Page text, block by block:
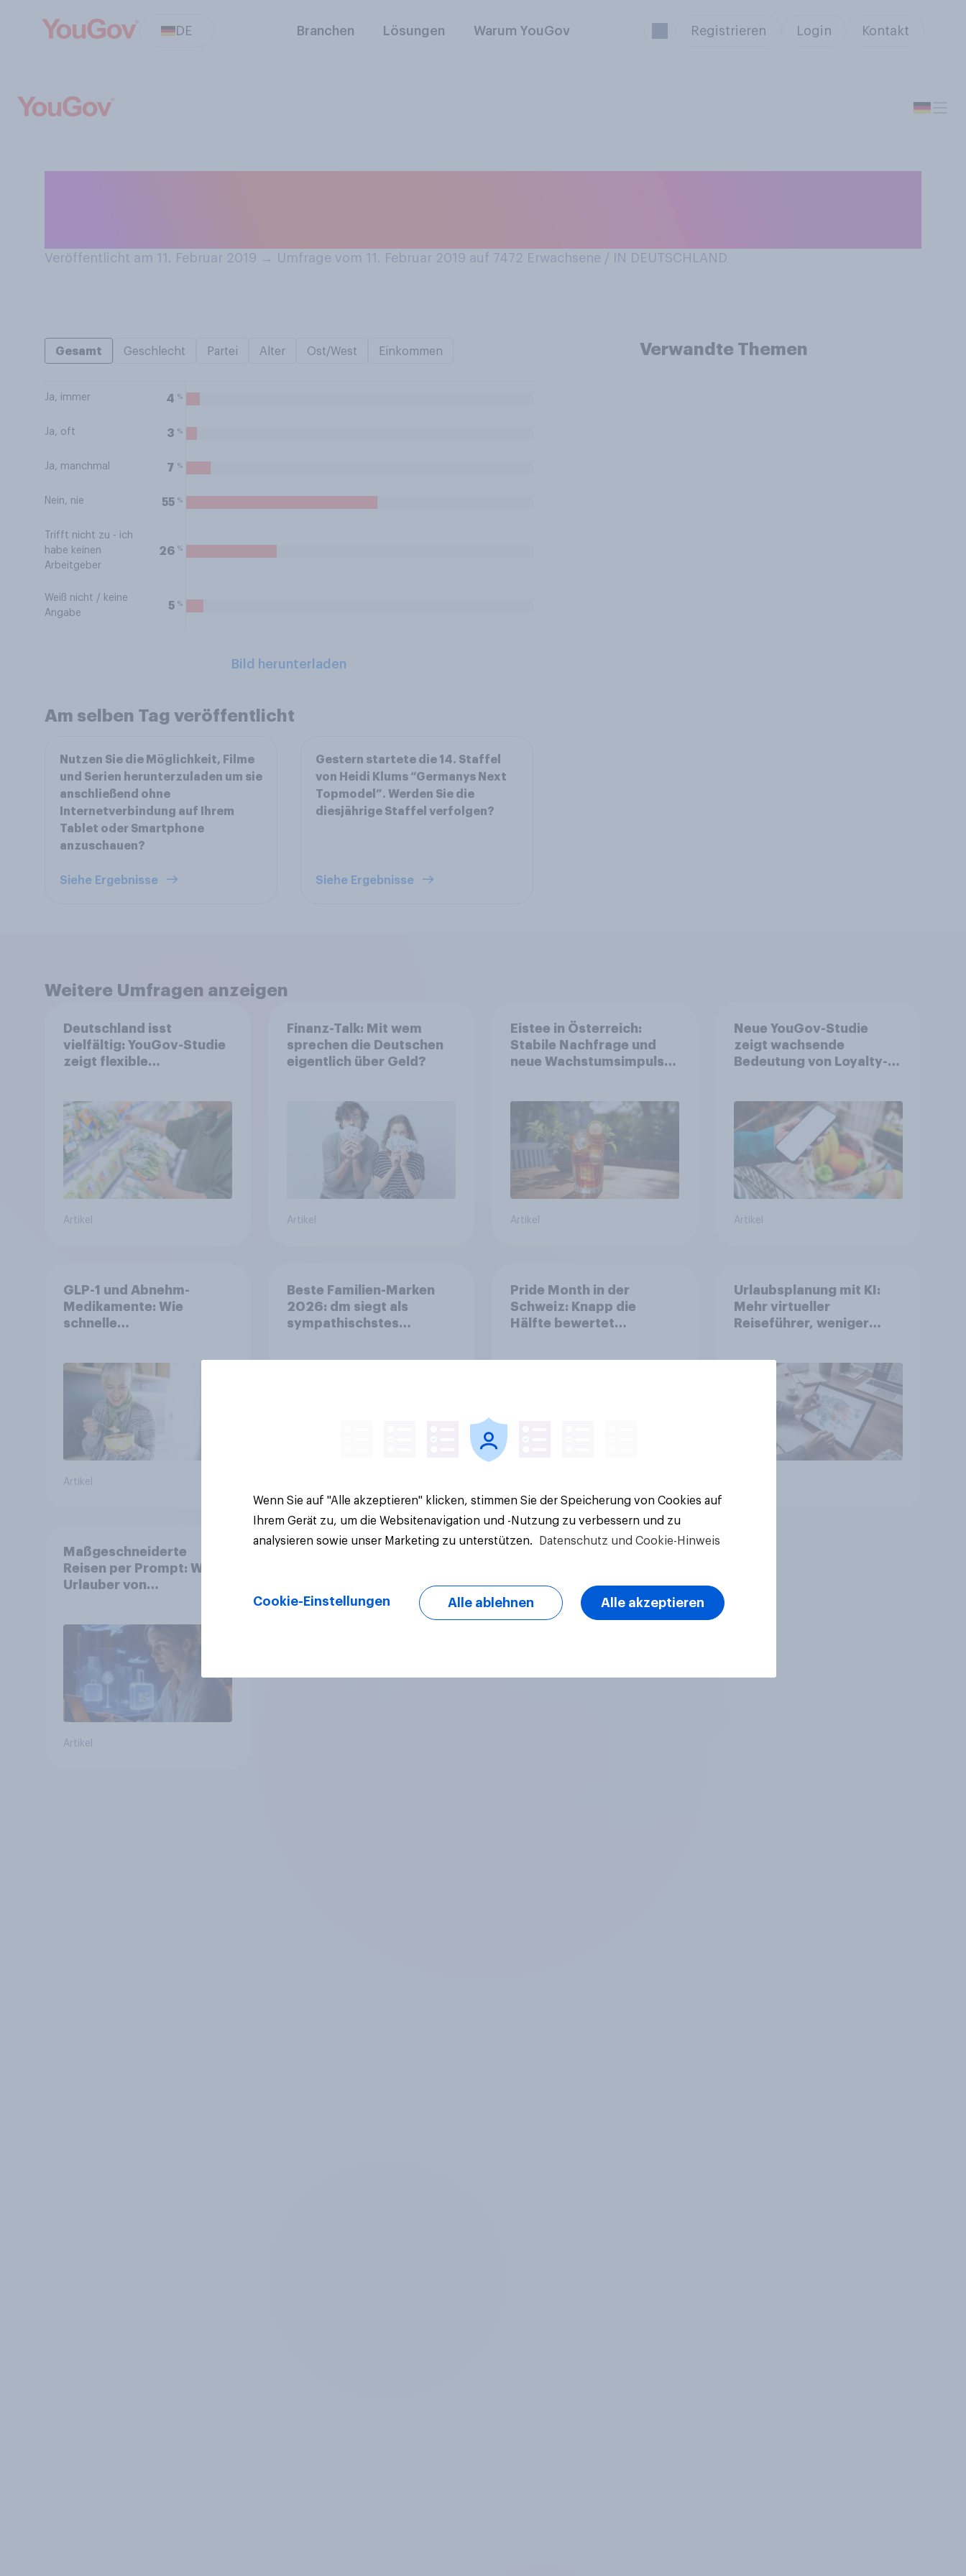
DE Branchen Lösungen Warum YouGov Registrieren Login Kontakt
Veröffentlicht am 11. Februar 2019 → Umfrage vom 11. Februar 2019 auf 7472 Erwachsene / IN DEUTSCHLAND
Gesamt Geschlecht Partei Alter Ost/West Einkommen
Ja, immer 4 %
Ja, oft 3 %
Ja, manchmal 7 %
Nein, nie 55 %
Trifft nicht zu - ich
habe keinen
Arbeitgeber
26 %
Weiß nicht / keine
Angabe
5 %
Bild herunterladen
Verwandte Themen
Am selben Tag veröffentlicht
Nutzen Sie die Möglichkeit, Filme
und Serien herunterzuladen um sie
anschließend ohne
Internetverbindung auf Ihrem
Tablet oder Smartphone
anzuschauen?
Siehe Ergebnisse
Gestern startete die 14. Staffel
von Heidi Klums “Germanys Next
Topmodel”. Werden Sie die
diesjährige Staffel verfolgen?
Siehe Ergebnisse
Weitere Umfragen anzeigen
Deutschland isst
vielfältig: YouGov-Studie
zeigt flexible
Artikel
Finanz-Talk: Mit wem
sprechen die Deutschen
eigentlich über Geld?
Artikel
Eistee in Österreich:
Stabile Nachfrage und
neue Wachstumsimpulse
Artikel
Neue YouGov-Studie
zeigt wachsende
Bedeutung von Loyalty-
Artikel
GLP-1 und Abnehm-
Medikamente: Wie
schnelle
umgestalten
Artikel
Beste Familien-Marken
2026: dm siegt als
sympathischstes
Pride Month in der
Schweiz: Knapp die
Hälfte bewertet
Urlaubsplanung mit KI:
Mehr virtueller
Reiseführer, weniger
Maßgeschneiderte
Reisen per Prompt: Was
Urlauber von
Tools bei der
Reiseplanung bereits
genutzt werden
Artikel
Wenn Sie auf "Alle akzeptieren" klicken, stimmen Sie der Speicherung von Cookies auf
Ihrem Gerät zu, um die Websitenavigation und -Nutzung zu verbessern und zu
analysieren sowie unser Marketing zu unterstützen.
Datenschutz und Cookie-Hinweis
Cookie-Einstellungen Alle ablehnen Alle akzeptieren